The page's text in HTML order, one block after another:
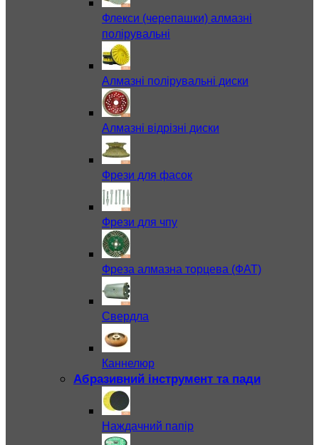
Флекси (черепашки) алмазні
полірувальні
Алмазні полірувальні диски
Алмазні відрізні диски
Фрези для фасок
Фрези для чпу
Фреза алмазна торцева (ФАТ)
Свердла
Каннелюр
Абразивний інструмент та пади
Наждачний папір